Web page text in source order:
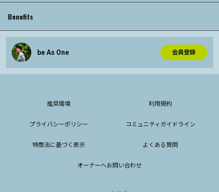
Benefits
be As One 会員登録
推奨環境 利用規約
プライバシーポリシー コミュニティガイドライン
特商法に基づく表示 よくある質問
オーナーへお問い合わせ